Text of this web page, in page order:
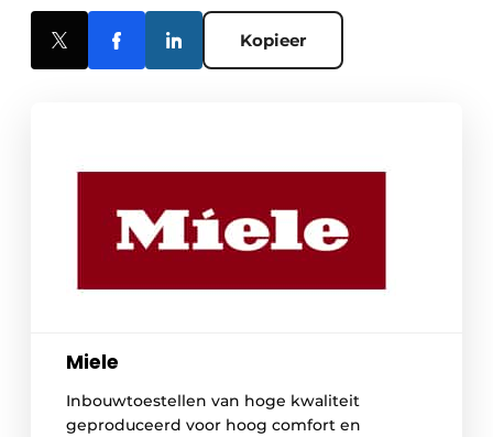
Kopieer
Miele
Inbouwtoestellen van hoge kwaliteit
geproduceerd voor hoog comfort en